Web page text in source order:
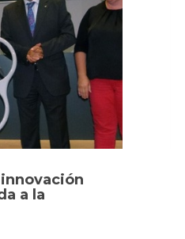
innovación
a la